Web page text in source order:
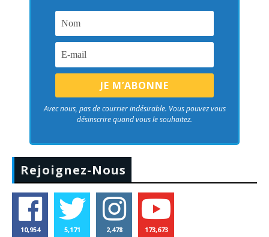
Avec nous, pas de courrier indésirable. Vous pouvez vous
désinscrire quand vous le souhaitez.
Rejoignez-Nous
10,954 5,171 2,478 173,673